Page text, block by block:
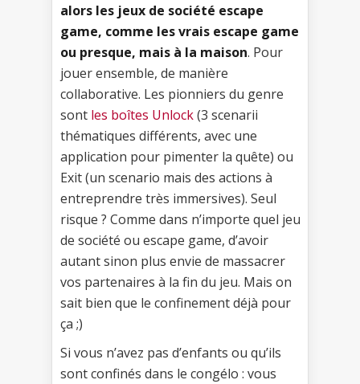
alors les jeux de société escape
game, comme les vrais escape game
ou presque, mais à la maison. Pour
jouer ensemble, de manière
collaborative. Les pionniers du genre
sont les boîtes Unlock(3 scenarii
thématiques différents, avec une
application pour pimenter la quête) ou
Exit (un scenario mais des actions à
entreprendre très immersives). Seul
risque ? Comme dans n’importe quel jeu
de société ou escape game, d’avoir
autant sinon plus envie de massacrer
vos partenaires à la fin du jeu. Mais on
sait bien que le confinement déjà pour
ça ;)
Si vous n’avez pas d’enfants ou qu’ils
sont confinés dans le congélo : vous